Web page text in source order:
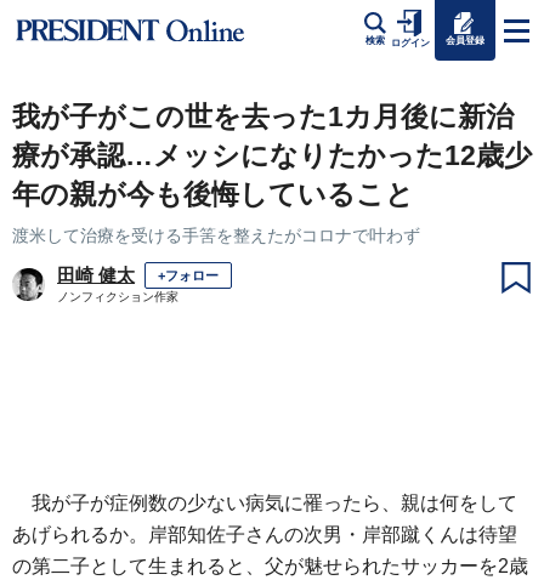
検索 ログイン 会員登録
我が子がこの世を去った1カ月後に新治
療が承認…メッシになりたかった12歳少
年の親が今も後悔していること
渡米して治療を受ける手筈を整えたがコロナで叶わず
田崎 健太 +フォロー
ノンフィクション作家
我が子が症例数の少ない病気に罹ったら、親は何をして
あげられるか。岸部知佐子さんの次男・岸部蹴くんは待望
の第二子として生まれると、父が魅せられたサッカーを2歳